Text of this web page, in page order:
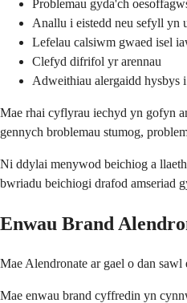
Problemau gyda'ch
Anallu i eistedd neu sefyll yn
Lefelau calsiwm gwaed isel
Clefyd difrifol yr arennau
Adweithiau alergaidd hysbys
Mae rhai cyflyrau iechyd yn gofyn
gennych broblemau stumog,
Ni ddylai menywod beichiog a
bwriadu beichiogi drafod amseriad
Enwau Brand
Mae Alendronate ar gael o dan
Mae enwau brand cyffredin yn